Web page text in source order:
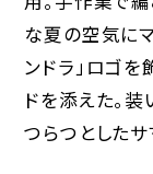
な夏の空気に
ンドラ」ロゴ
ドを添えた。
つらつとしたサ